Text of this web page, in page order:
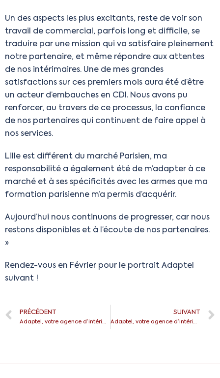
Un des aspects les plus excitants, reste de voir son
travail de commercial, parfois long et difficile, se
traduire par une mission qui va satisfaire pleinement
notre partenaire, et même répondre aux attentes
de nos intérimaires. Une de mes grandes
satisfactions sur ces premiers mois aura été d’être
un acteur d’embauches en CDI. Nous avons pu
renforcer, au travers de ce processus, la confiance
de nos partenaires qui continuent de faire appel à
nos services.
Lille est différent du marché Parisien, ma
responsabilité a également été de m’adapter à ce
marché et à ses spécificités avec les armes que ma
formation parisienne m’a permis d’acquérir.
Aujourd’hui nous continuons de progresser, car nous
restons disponibles et à l’écoute de nos partenaires.
»
Rendez-vous en Février pour le portrait Adaptel
suivant !
PRÉCÉDENT
Adaptel, votre agence d’intérim à Rungis
SUIVANT
Adaptel, votre agence d’intérim à Versailles